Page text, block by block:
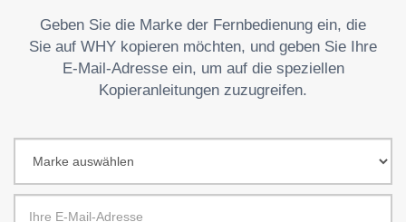
Geben Sie die Marke der Fernbedienung ein, die
Sie auf WHY kopieren möchten, und geben Sie Ihre
E-Mail-Adresse ein, um auf die speziellen
Kopieranleitungen zuzugreifen.